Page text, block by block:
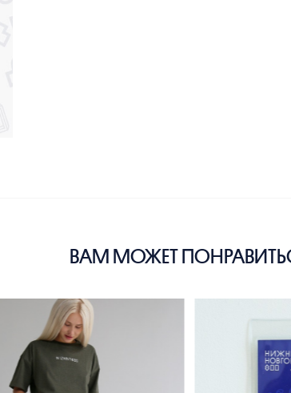
ВАМ МОЖЕТ